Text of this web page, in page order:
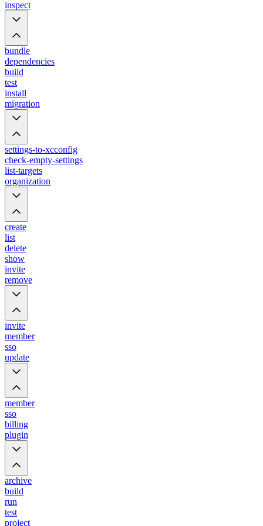
inspect
bundle
dependencies
build
test
install
migration
settings-to-xcconfig
check-empty-settings
list-targets
organization
create
list
delete
show
invite
remove
invite
member
sso
update
member
sso
billing
plugin
archive
build
run
test
project